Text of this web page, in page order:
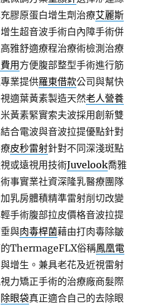
膠原蛋白增生劑治療艾麗斯
生超音波手術白內障手術併
雅舒適療程治療術檢測治療
用 方便腹部整型手術進行筋
業提供羅東借款公司與幫快
適葉黃素製造天然老人營養
黃素緊實索夫波採用創新雙
合電波與音波拉提優點針對
皮秒雷射針對不同深淺斑點
或遠視用技術Juvelook喬雅
事實業社資深隆乳醫療團隊
乳房體積精準雷射削切改變
手術腹部拉皮價格音波拉提
與肉毒桿菌藉由打肉毒除皺
ThermageFLX俗稱鳳凰電
增生。兼具老花及近視雷射
力矯正手術的治療廠商髮際
除眼袋真正適合自己的去除眼